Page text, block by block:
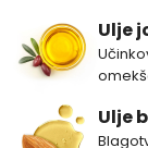
Ulje
Ulje